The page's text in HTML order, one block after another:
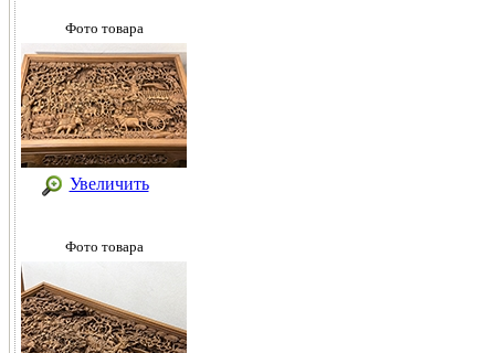
Фото товара
Увеличить
Фото товара